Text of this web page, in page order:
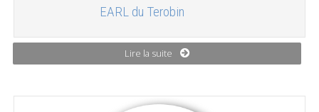
EARL du Terobin
Lire la suite